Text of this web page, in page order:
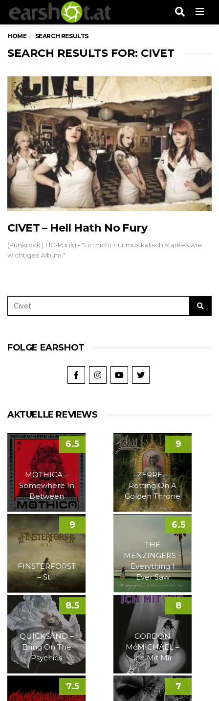
HOME SEARCH RESULTS
SEARCH RESULTS FOR: CIVET
CIVET – Hell Hath No Fury
(Punkrock | HC-Punk) - "Ein nicht nur musikalisch starkes wie
wichtiges Album."
FOLGE EARSHOT
AKTUELLE REVIEWS
MOTHICA –
Somewhere In
Between
6.5
ZERRE –
Rotting On A
Golden Throne
9
FINSTERFORST
– Still
9
THE
MENZINGERS –
Everything I
Ever Saw
6.5
QUICKSAND –
Bring On The
Psychics
8.5
GORDON
McMICHAEL –
Ich Mit Mir
8
7.5 7